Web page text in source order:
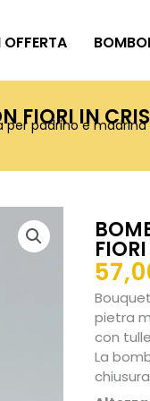
OFFERTA
FIORI IN
padrino e madrina
pietra
con
La